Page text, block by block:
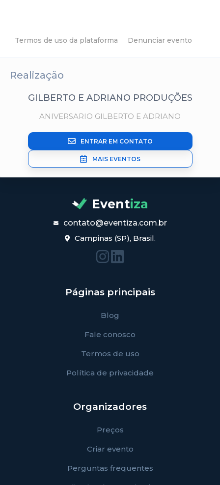
Termos de uso da plataforma Denunciar evento
Realização
GILBERTO E ADRIANO PRODUÇÕES
ANIVERSARIO GILBERTO E ADRIANO
ENTRAR EM CONTATO
MAIS EVENTOS
Eventiza
contato@eventiza.com.br
Campinas (SP), Brasil.
Páginas principais
Blog
Fale conosco
Termos de uso
Política de privacidade
Organizadores
Preços
Criar evento
Perguntas frequentes